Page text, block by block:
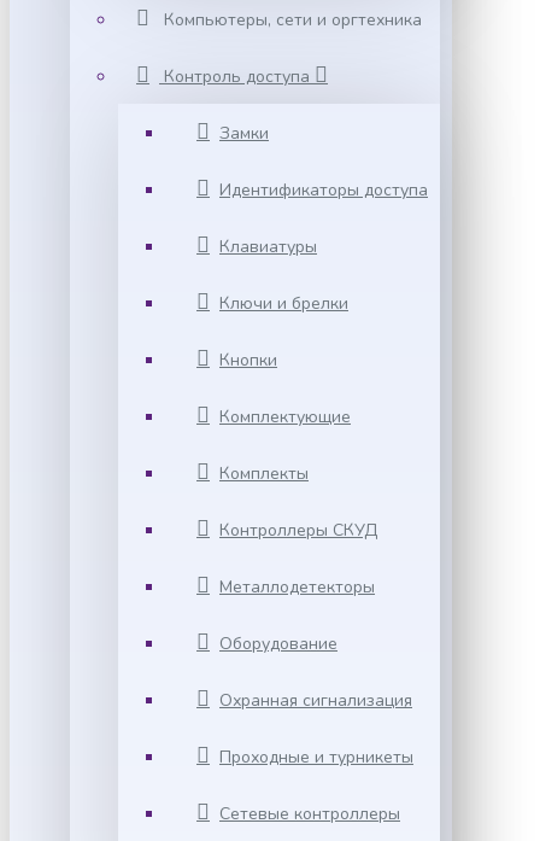
Компьютеры, сети и оргтехника
Контроль доступа
Замки
Идентификаторы доступа
Клавиатуры
Ключи и брелки
Кнопки
Комплектующие
Комплекты
Контроллеры СКУД
Металлодетекторы
Оборудование
Охранная сигнализация
Проходные и турникеты
Сетевые контроллеры